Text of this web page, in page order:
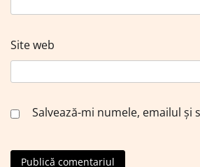
Site web
Salvează-mi numele, emailul